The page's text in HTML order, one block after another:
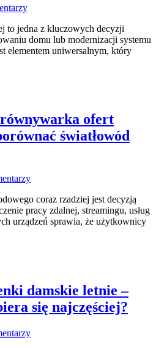
to jedna z kluczowych decyzji
domu lub modernizacji systemu
elementem uniwersalnym, który
ofert
światłowód
coraz rzadziej jest decyzją
pracy zdalnej, streamingu, usług
urządzeń sprawia, że użytkownicy
damskie letnie –
się najczęściej?